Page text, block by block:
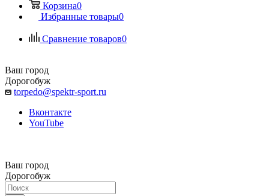
Корзина0
Избранные товары0
Сравнение товаров0
Ваш город
Дорогобуж
torpedo@spektr-sport.ru
Вконтакте
YouTube
Ваш город
Дорогобуж